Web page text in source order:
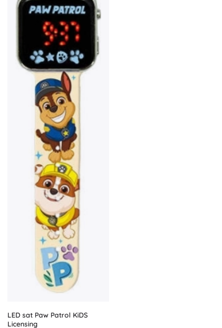
LED sat Paw Patrol KiDS
Licensing